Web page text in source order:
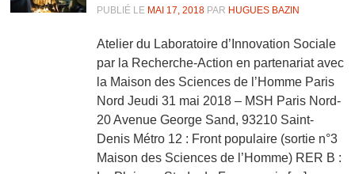
PUBLIÉ LE MAI 17, 2018PAR HUGUES BAZIN
Atelier du Laboratoire d’Innovation Sociale
par la Recherche-Action en partenariat avec
la Maison des Sciences de l’Homme Paris
Nord Jeudi 31 mai 2018 – MSH Paris Nord-
20 Avenue George Sand, 93210 Saint-
Denis Métro 12 : Front populaire (sortie n°3
Maison des Sciences de l’Homme) RER B :